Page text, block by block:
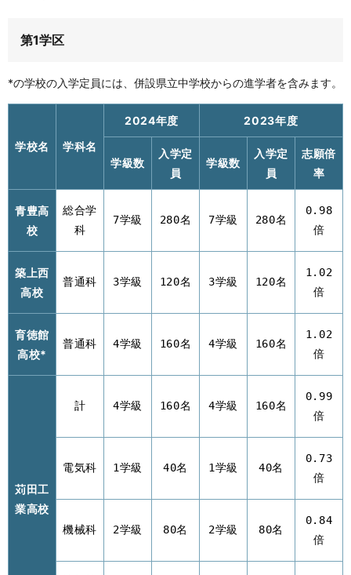
第1学区
*の学校の入学定員には、併設県立中学校からの進学者を含みます。
学校名 学科名
2024年度 2023年度
学級数
入学定
員
学級数
入学定
員
志願倍
率
青豊高
校
総合学
科
7学級 280名 7学級 280名
0.98
倍
築上西
高校
普通科 3学級 120名 3学級 120名
1.02
倍
育徳館
高校*
普通科 4学級 160名 4学級 160名
1.02
倍
苅田工
業高校
計 4学級 160名 4学級 160名
0.99
倍
電気科 1学級 40名 1学級 40名
0.73
倍
機械科 2学級 80名 2学級 80名
0.84
倍